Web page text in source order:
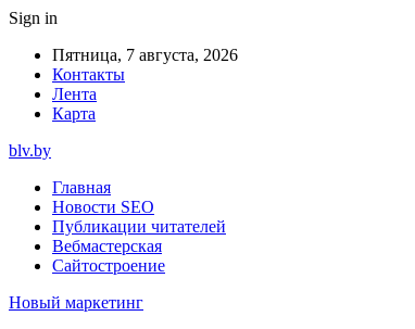
Sign in
Пятница, 7 августа, 2026
Контакты
Лента
Карта
blv.by
Главная
Новости SEO
Публикации читателей
Вебмастерская
Сайтостроение
Новый маркетинг